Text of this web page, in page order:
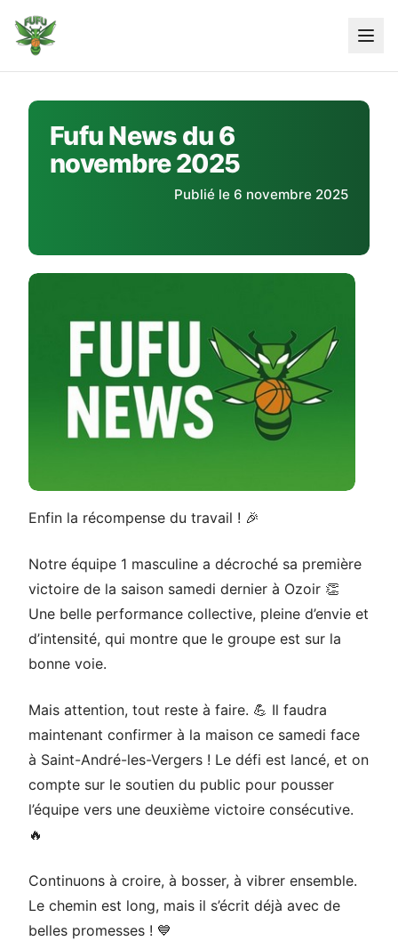
content
Fufu News du 6
novembre 2025
Publié le 6 novembre 2025
Enfin la récompense du travail ! 🎉
Notre équipe 1 masculine a décroché sa première
victoire de la saison samedi dernier à Ozoir 👏
Une belle performance collective, pleine d’envie et
d’intensité, qui montre que le groupe est sur la
bonne voie.
Mais attention, tout reste à faire. 💪 Il faudra
maintenant confirmer à la maison ce samedi face
à Saint-André-les-Vergers ! Le défi est lancé, et on
compte sur le soutien du public pour pousser
l’équipe vers une deuxième victoire consécutive.
🔥
Continuons à croire, à bosser, à vibrer ensemble.
Le chemin est long, mais il s’écrit déjà avec de
belles promesses ! 💙